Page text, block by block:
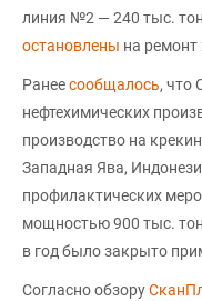
линия №2 — 240 тыс.
остановлены на ремонт
Ранеесообщалось, что
нефтехимических
производство на
Западная Ява,
профилактических
мощностью 900 тыс.
в год было закрыто
Согласно обзору